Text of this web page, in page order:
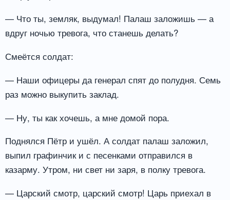
— Что ты, земляк, выдумал! Палаш заложишь — а
вдруг ночью тревога, что станешь делать?
Смеётся солдат:
— Наши офицеры да генерал спят до полудня. Семь
раз можно выкупить заклад.
— Ну, ты как хочешь, а мне домой пора.
Поднялся Пётр и ушёл. А солдат палаш заложил,
выпил графинчик и с песенками отправился в
казарму. Утром, ни свет ни заря, в полку тревога.
— Царский смотр, царский смотр! Царь приехал в